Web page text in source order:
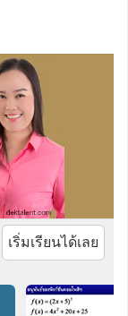
เริ่มเรียนได้เลย